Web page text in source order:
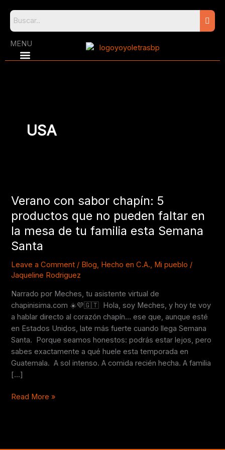
content
MENU
USA
Verano con sabor chapín: 5
productos que no pueden faltar en
la mesa de tu familia esta Semana
Santa
Leave a Comment / Blog, Hecho en C.A., Mi pueblo /
Jaqueline Rodriguez
Narrado por Meches, tu asistente virtual de
chapinisima.com ☀️💜🇬🇹 Hola, soy Meches, y hoy te voy
a hablar directo al corazón chapín… ese que, aunque esté
en Estados Unidos, late más fuerte cuando llega Semana
Santa. Porque seamos honestos: podrás estar lejos, pero
sabes exactamente a qué huele esta temporada en
Guatemala. A sol intenso. A comida recién hecha. A familia
[…]
sabor
chapín:
5
productos
que
pueden
faltar
en
la
mesa
de
tu
familia
esta
Semana
Read More »